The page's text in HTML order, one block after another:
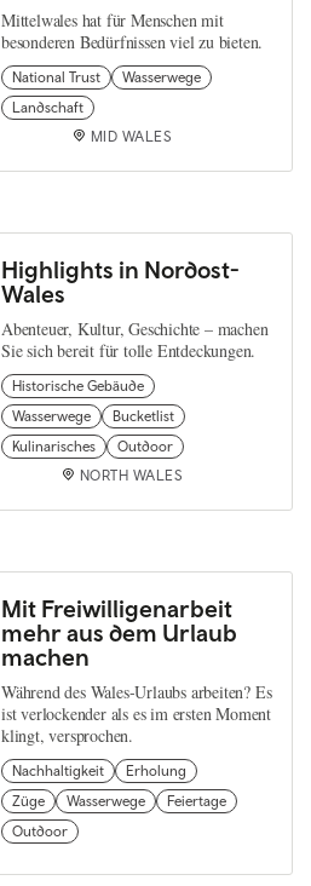
Mittelwales hat für Menschen mit
besonderen Bedürfnissen viel zu bieten.
National Trust
Wasserwege
Landschaft
MID WALES
Highlights in Nordost-
Wales
Abenteuer, Kultur, Geschichte – machen
Sie sich bereit für tolle Entdeckungen.
Historische Gebäude
Wasserwege
Bucketlist
Kulinarisches
Outdoor
NORTH WALES
Mit Freiwilligenarbeit
mehr aus dem Urlaub
machen
Während des Wales-Urlaubs arbeiten? Es
ist verlockender als es im ersten Moment
klingt, versprochen.
Nachhaltigkeit
Erholung
Züge
Wasserwege
Feiertage
Outdoor